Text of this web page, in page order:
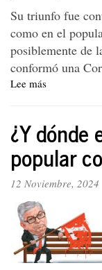
Su triunfo fue
como en el
posiblemente de
conformó una
Lee más
de
la
ultraderecha
¿Y
popular
12 Noviembre, 2024